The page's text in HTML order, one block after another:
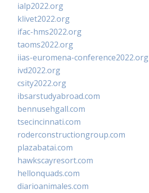
ialp2022.org
klivet2022.org
ifac-hms2022.org
taoms2022.org
iias-euromena-conference2022.org
ivd2022.org
csity2022.org
ibsarstudyabroad.com
bennusehgall.com
tsecincinnati.com
roderconstructiongroup.com
plazabatai.com
hawkscayresort.com
hellonquads.com
diarioanimales.com